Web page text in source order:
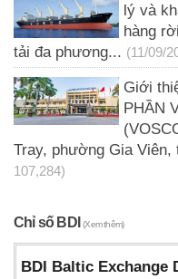
lý và
hàng
tải đa phương... (11/09/
Giới
PHẦN
Tray, phường Gia Viên,
107,284)
Chỉ số BDI(Xem thêm)
BDI Baltic Exchange